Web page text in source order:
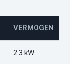
VERMOGEN
2.3 kW